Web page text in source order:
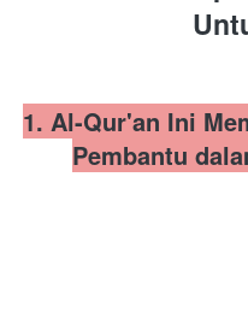
1. Al-Qur'an Ini
Pembantu